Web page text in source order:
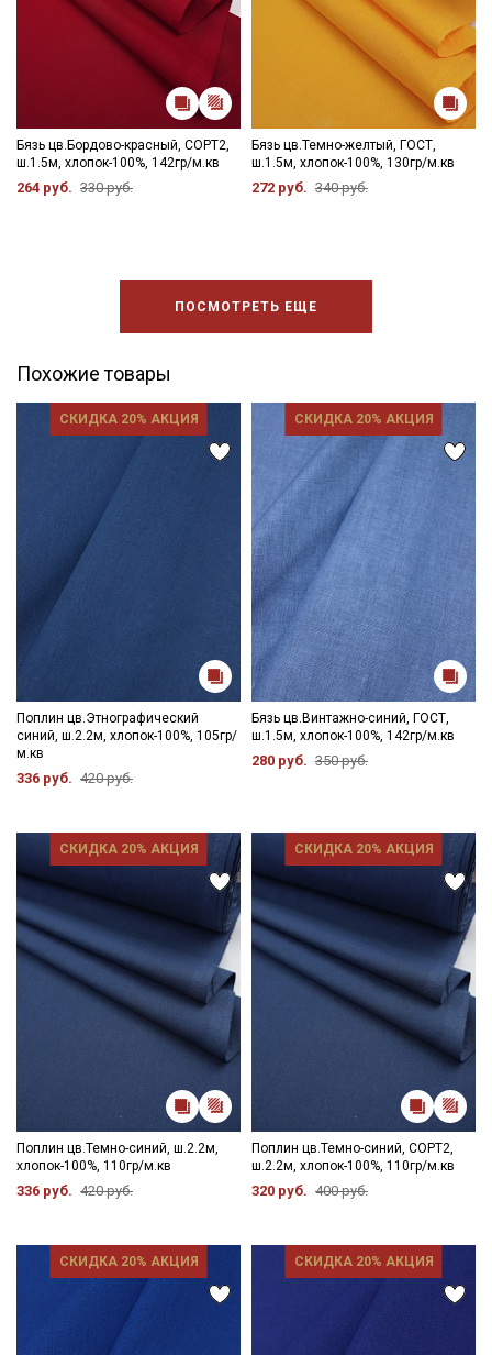
Бязь цв.Бордово-красный, СОРТ2,
ш.1.5м, хлопок-100%, 142гр/м.кв
264 руб. 330 руб.
Бязь цв.Темно-желтый, ГОСТ,
ш.1.5м, хлопок-100%, 130гр/м.кв
272 руб. 340 руб.
ПОСМОТРЕТЬ ЕЩЕ
Похожие товары
СКИДКА 20% АКЦИЯ
Поплин цв.Этнографический
синий, ш.2.2м, хлопок-100%, 105гр/
м.кв
336 руб. 420 руб.
СКИДКА 20% АКЦИЯ
Бязь цв.Винтажно-синий, ГОСТ,
ш.1.5м, хлопок-100%, 142гр/м.кв
280 руб. 350 руб.
СКИДКА 20% АКЦИЯ
Поплин цв.Темно-синий, ш.2.2м,
хлопок-100%, 110гр/м.кв
336 руб. 420 руб.
СКИДКА 20% АКЦИЯ
Поплин цв.Темно-синий, СОРТ2,
ш.2.2м, хлопок-100%, 110гр/м.кв
320 руб. 400 руб.
СКИДКА 20% АКЦИЯ СКИДКА 20% АКЦИЯ
Подписаться
Ознакомлен(а) сПолитикой обработки персональных
данныхи даю Согласие на обработку персональных